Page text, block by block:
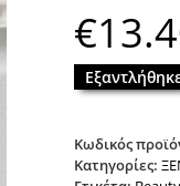
€
Κωδικός
Κατηγορίες: